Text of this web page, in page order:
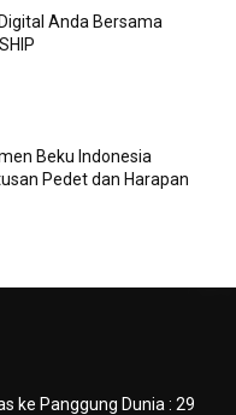
Anda Bersama
Beku Indonesia
Pedet dan Harapan
ke Panggung Dunia : 29